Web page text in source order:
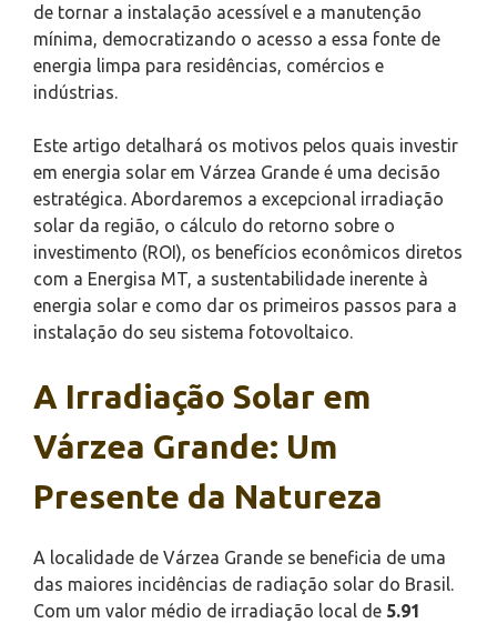
de tornar a instalação acessível e a manutenção
mínima, democratizando o acesso a essa fonte de
energia limpa para residências, comércios e
indústrias.
Este artigo detalhará os motivos pelos quais investir
em energia solar em Várzea Grande é uma decisão
estratégica. Abordaremos a excepcional irradiação
solar da região, o cálculo do retorno sobre o
investimento (ROI), os benefícios econômicos diretos
com a Energisa MT, a sustentabilidade inerente à
energia solar e como dar os primeiros passos para a
instalação do seu sistema fotovoltaico.
A Irradiação Solar em
Várzea Grande: Um
Presente da Natureza
A localidade de Várzea Grande se beneficia de uma
das maiores incidências de radiação solar do Brasil.
Com um valor médio de irradiação local de 5.91